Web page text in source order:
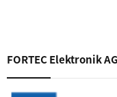
FORTEC Elektronik AG